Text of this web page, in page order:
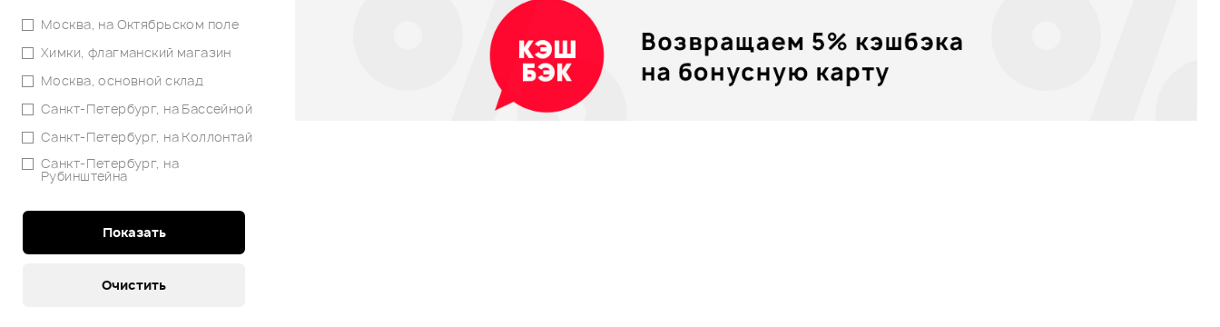
Москва, на Октябрьском поле
Химки, флагманский магазин
Москва, основной склад
Санкт-Петербург, на Бассейной
Санкт-Петербург, на Коллонтай
Санкт-Петербург, на
Рубинштейна